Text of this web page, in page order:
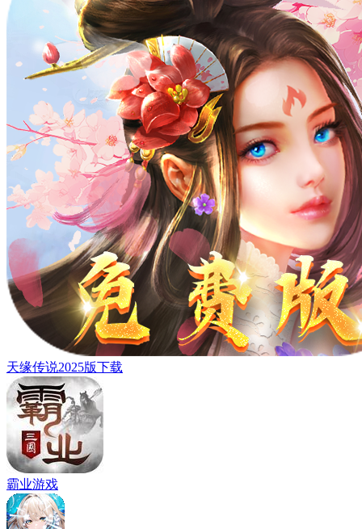
天缘传说2025版下载
霸业游戏